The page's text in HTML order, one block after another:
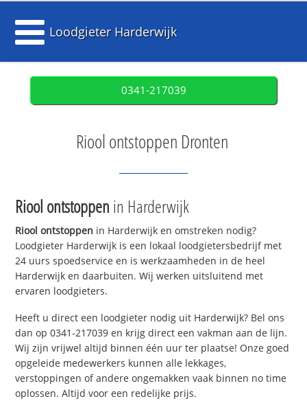
Loodgieter Harderwijk
0341-217039
Riool ontstoppen Dronten
Riool ontstoppen in Harderwijk
Riool ontstoppen in Harderwijk en omstreken nodig?
Loodgieter Harderwijk is een lokaal loodgietersbedrijf met
24 uurs spoedservice en is werkzaamheden in de heel
Harderwijk en daarbuiten. Wij werken uitsluitend met
ervaren loodgieters.
Heeft u direct een loodgieter nodig uit Harderwijk? Bel ons
dan op 0341-217039 en krijg direct een vakman aan de lijn.
Wij zijn vrijwel altijd binnen één uur ter plaatse! Onze goed
opgeleide medewerkers kunnen alle lekkages,
verstoppingen of andere ongemakken vaak binnen no time
oplossen. Altijd voor een redelijke prijs.